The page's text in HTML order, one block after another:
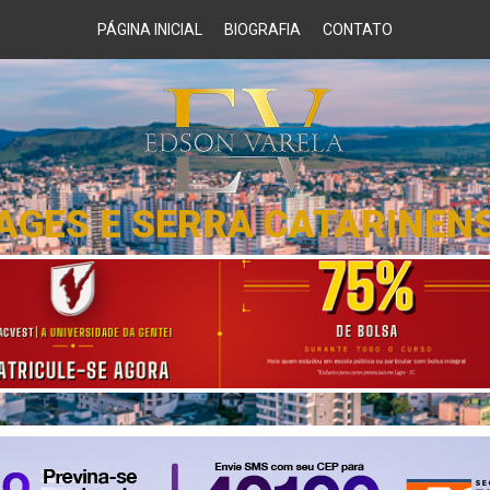
PÁGINA INICIAL BIOGRAFIA CONTATO
E SERRA